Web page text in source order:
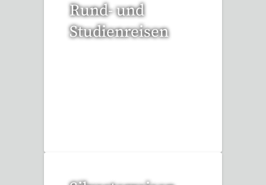
Rund- und
Studienreisen